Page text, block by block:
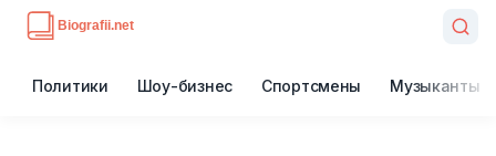
Политики Шоу-бизнес Спортсмены Музыканты